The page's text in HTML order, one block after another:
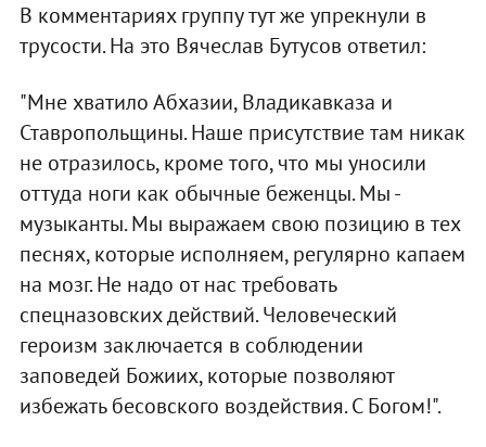
В комментариях группу тут же упрекнули в
трусости. На это Вячеслав Бутусов ответил:
"Мне хватило Абхазии, Владикавказа и
Ставропольщины. Наше присутствие там никак
не отразилось, кроме того, что мы уносили
оттуда ноги как обычные беженцы. Мы -
музыканты. Мы выражаем свою позицию в тех
песнях, которые исполняем, регулярно капаем
на мозг. Не надо от нас требовать
спецназовских действий. Человеческий
героизм заключается в соблюдении
заповедей Божиих, которые позволяют
избежать бесовского воздействия. С Богом!".